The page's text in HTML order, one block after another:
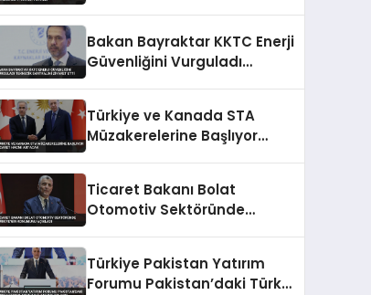
Bakan Bayraktar KKTC Enerji
Güvenliğini Vurguladı
Türkiye ve Kanada STA
Müzakerelerine Başlıyor
Ticaret Bakanı Bolat
Otomotiv Sektöründe
Türkiye Pakistan Yatırım
Forumu Pakistan’daki Türk